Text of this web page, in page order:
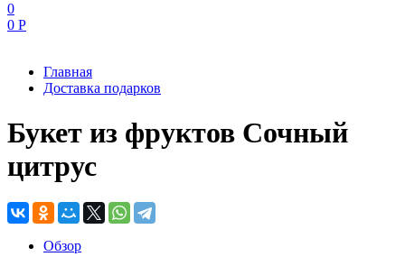
0
0 Р
Главная
Доставка подарков
Букет из фруктов Сочный
цитрус
Обзор